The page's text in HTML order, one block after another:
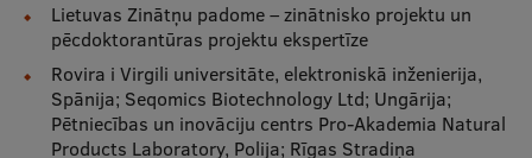
RSU fonds
Aula
Muzeji un ekspozīcijas
Lietuvas Zinātņu padome – zinātnisko projektu un
pēcdoktorantūras projektu ekspertīze
Rovira i Virgili universitāte, elektroniskā inženierija,
Spānija; Seqomics Biotechnology Ltd; Ungārija;
Pētniecības un inovāciju centrs Pro-Akademia Natural
Products Laboratory, Polija; Rīgas Stradiņa